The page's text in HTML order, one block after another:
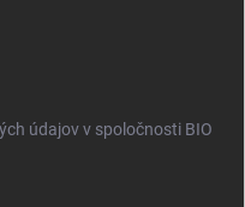
údajov v spoločnosti BIO